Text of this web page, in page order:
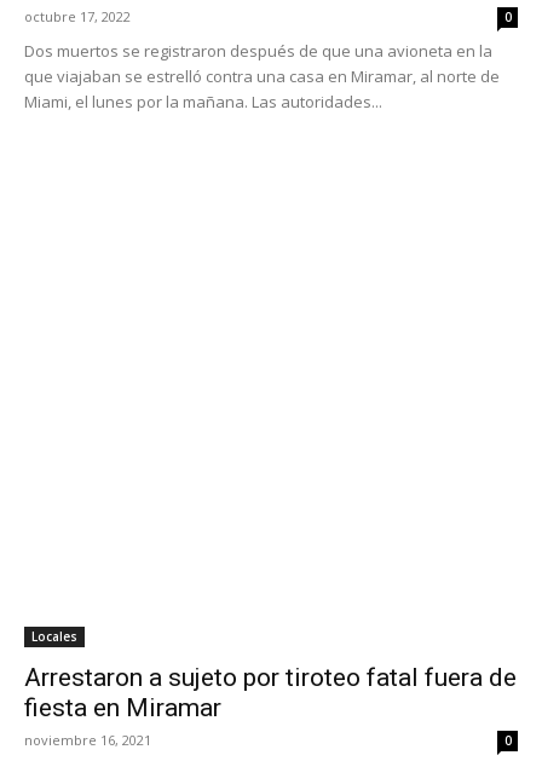
octubre 17, 2022 0
Dos muertos se registraron después de que una avioneta en la
que viajaban se estrelló contra una casa en Miramar, al norte de
Miami, el lunes por la mañana. Las autoridades...
Locales
Arrestaron a sujeto por tiroteo fatal fuera de
fiesta en Miramar
noviembre 16, 2021 0